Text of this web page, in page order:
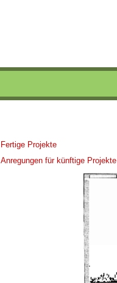
Fertige Projekte
Anregungen für künftige Projekte